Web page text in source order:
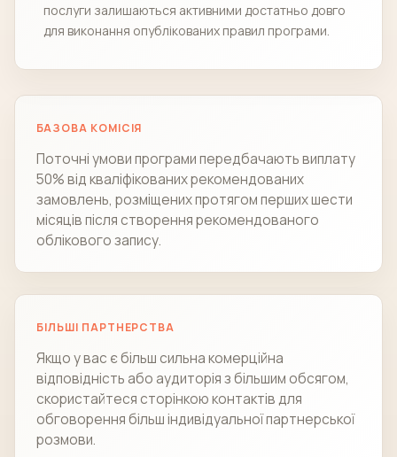
послуги залишаються активними достатньо довго
для виконання опублікованих правил програми.
БАЗОВА КОМІСІЯ
Поточні умови програми передбачають виплату
50% від кваліфікованих рекомендованих
замовлень, розміщених протягом перших шести
місяців після створення рекомендованого
облікового запису.
БІЛЬШІ ПАРТНЕРСТВА
Якщо у вас є більш сильна комерційна
відповідність або аудиторія з більшим обсягом,
скористайтеся сторінкою контактів для
обговорення більш індивідуальної партнерської
розмови.